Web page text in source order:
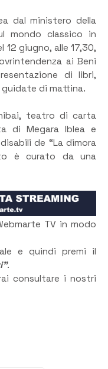
dal ministero della
mondo classico in
12 giugno, alle 17,30,
ai Beni
di libri,
di mattina.
teatro di carta
di Megara Iblea e
de “La dimora
è curato da una
TV in modo
e quindi premi il
.
consultare i nostri